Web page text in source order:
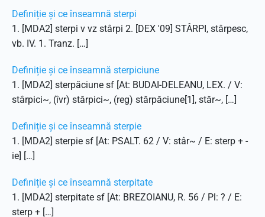
Definiție și ce înseamnă sterpi
1. [MDA2] sterpi v vz stârpi 2. [DEX '09] STÂRPI, stârpesc,
vb. IV. 1. Tranz. […]
Definiție și ce înseamnă sterpiciune
1. [MDA2] sterpăciune sf [At: BUDAI-DELEANU, LEX. / V:
stârpici~, (îvr) stărpici~, (reg) stărpăciune[1], stăr~, […]
Definiție și ce înseamnă sterpie
1. [MDA2] sterpie sf [At: PSALT. 62 / V: stâr~ / E: sterp + -
ie] […]
Definiție și ce înseamnă sterpitate
1. [MDA2] sterpitate sf [At: BREZOIANU, R. 56 / Pl: ? / E:
sterp + […]